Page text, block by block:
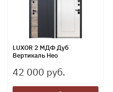
LUXOR 2 МДФ Дуб
Вертикаль Нео
42 000 руб.